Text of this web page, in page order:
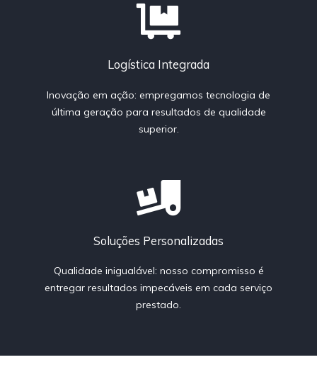
Logística Integrada
Inovação em ação: empregamos tecnologia de
última geração para resultados de qualidade
superior.
Soluções Personalizadas
Qualidade inigualável: nosso compromisso é
entregar resultados impecáveis em cada serviço
prestado.